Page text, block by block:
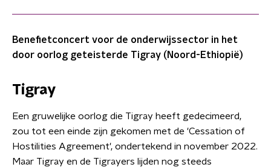
Benefietconcert voor de onderwijssector in het
door oorlog geteisterde Tigray (Noord-Ethiopië)
Tigray
Een gruwelijke oorlog die Tigray heeft gedecimeerd,
zou tot een einde zijn gekomen met de 'Cessation of
Hostilities Agreement', ondertekend in november 2022.
Maar Tigray en de Tigrayers lijden nog steeds